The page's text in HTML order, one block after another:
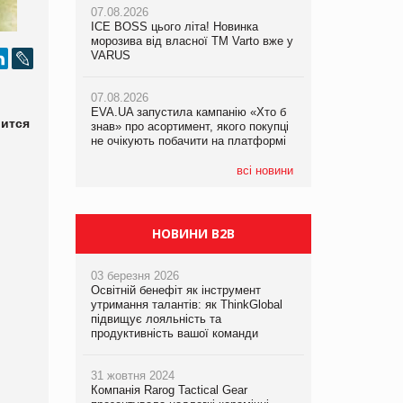
07.08.2026
ICE BOSS цього літа! Новинка
морозива від власної ТМ Varto вже у
VARUS
07.08.2026
EVA.UA запустила кампанію «Хто б
знав» про асортимент, якого покупці
не очікують побачити на платформі
всі новини
07.08.2026
ICE BOSS цього літа! Новинка
морозива від власної ТМ Varto вже у
VARUS
07.08.2026
EVA.UA запустила кампанію «Хто б
знав» про асортимент, якого покупці
не очікують побачити на платформі
07.08.2026
Франція заборонила рекламні дзвінки
НОВИНИ B2B
03 березня 2026
Освітній бенефіт як інструмент
утримання талантів: як ThinkGlobal
підвищує лояльність та
продуктивність вашої команди
31 жовтня 2024
Компанія Rarog Tactical Gear